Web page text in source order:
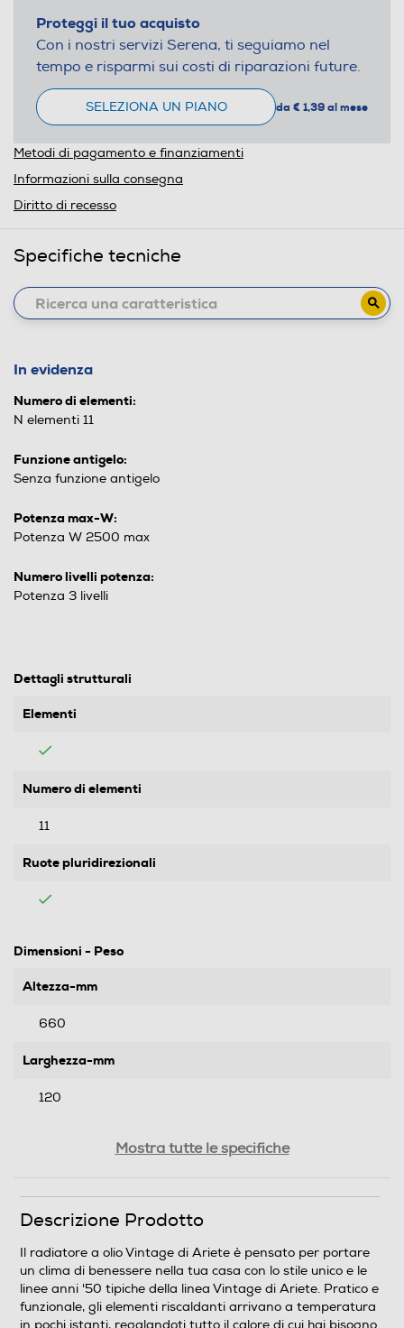
Proteggi il tuo acquisto
Con i nostri servizi Serena, ti seguiamo nel
tempo e risparmi sui costi di riparazioni future.
SELEZIONA UN PIANO da € 1,39 al mese
Metodi di pagamento e finanziamenti
Informazioni sulla consegna
Diritto di recesso
Specifiche tecniche
In evidenza
Numero di elementi:
N elementi 11
Funzione antigelo:
Senza funzione antigelo
Potenza max-W:
Potenza W 2500 max
Numero livelli potenza:
Potenza 3 livelli
Dettagli strutturali
Elementi
Numero di elementi
11
Ruote pluridirezionali
Dimensioni - Peso
Altezza-mm
660
Larghezza-mm
120
7,36
Prestazioni
Mostra tutte le specifiche
Descrizione Prodotto
Il radiatore a olio Vintage di Ariete è pensato per portare
un clima di benessere nella tua casa con lo stile unico e le
linee anni '50 tipiche della linea Vintage di Ariete. Pratico e
funzionale, gli elementi riscaldanti arrivano a temperatura
in pochi istanti, regalandoti tutto il calore di cui hai bisogno.